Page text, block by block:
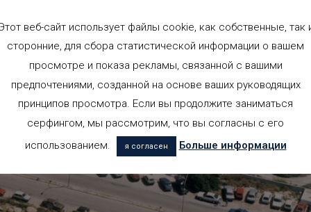
веб-сайт использует файлы cookie, как собственные, так
сторонние, для сбора статистической информации о вашем
просмотре и показа рекламы, связанной с вашими
предпочтениями, созданной на основе ваших руководящих
принципов просмотра. Если вы продолжите заниматься
серфингом, мы рассмотрим, что вы согласны с его
использованием.
я согласен Больше информации